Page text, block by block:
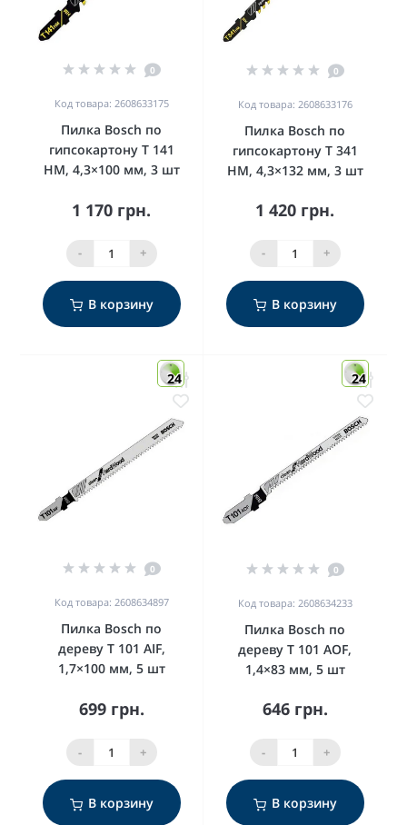
0
Код товара: 2608633175
Пилка Bosch по
гипсокартону T 141
HM, 4,3×100 мм, 3 шт
1 170 грн.
- +
В корзину
0
Код товара: 2608633176
Пилка Bosch по
гипсокартону T 341
HM, 4,3×132 мм, 3 шт
1 420 грн.
- +
В корзину
24
0
Код товара: 2608634897
Пилка Bosch по
дереву T 101 AIF,
1,7×100 мм, 5 шт
699 грн.
- +
В корзину
24
0
Код товара: 2608634233
Пилка Bosch по
дереву T 101 AOF,
1,4×83 мм, 5 шт
646 грн.
- +
В корзину